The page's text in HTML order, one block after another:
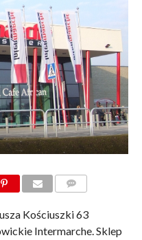
Kościuszki 63
Intermarche. Sklep